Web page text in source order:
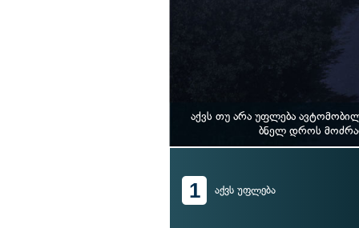
აქვს თუ არა უფლება
ბნელ დროს
1 აქვს უფლება